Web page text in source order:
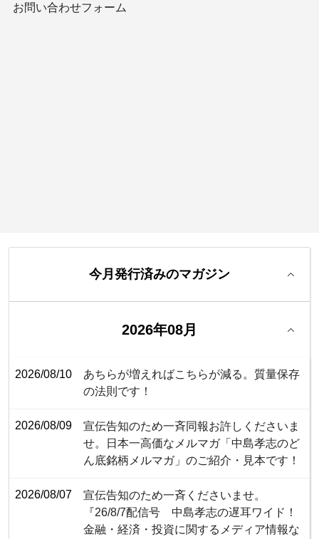
お問い合わせフォーム
今月発行済みのマガジン
2026年08月
2026/08/10
あちらが増えればこちらが減る。質量保存
の法則です！
2026/08/09
宣伝告知のため一斉同報お許しくださいま
せ。日本一高価なメルマガ「中島孝志のど
ん底銘柄メルマガ」のご紹介・見本です！
2026/08/07
宣伝告知のため一斉くださいませ。
『26/8/7配信号 中島孝志の遅耳ワイド！
金融・経済・投資に関するメディア情報な